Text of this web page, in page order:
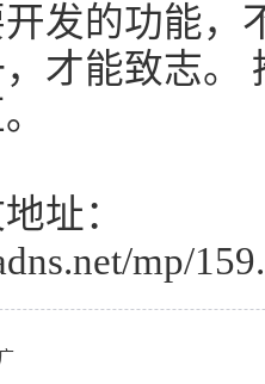
发的功能，
才能致志。
址：
mp/